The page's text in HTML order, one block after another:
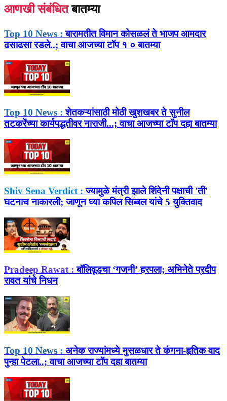
आणखी संबंधित बातम्या
Top 10 News : बारामतीत विमान कोसळलं ते भाजप आमदार
ढसाढसा रडले..; वाचा आजच्या टॉप १ ० बातम्या
Top 10 News : शेतकऱ्यांसाठी मोठी खुशखबर ते सुनील
तटकरेंच्या कार्यपद्धतीवर नाराजी...; वाचा आजच्या टॉप दहा बातम्या
Shiv Sena Verdict : ज्यामुळे मंत्री झाले शिंदेनी पक्षाची 'ती'
घटनाच नाकारली; जाणून घ्या कपिल सिब्बल यांचे 5 युक्तिवाद
Pradeep Rawat : बॉलिवूडचा ‘गजनी’ हरपला; अभिनेते प्रदीप
रावत यांचे निधन
Top 10 News : अनेक राज्यांमध्ये मुसळधार ते कंगना-हृतिक वाद
पुन्हा पेटला..; वाचा आजच्या टॉप दहा बातम्या